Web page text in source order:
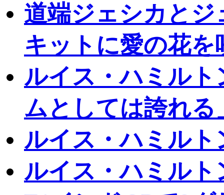
道端ジェシカと
キットに愛の花
ルイス・ハミルト
ムとしては誇れる
ルイス・ハミル
ルイス・ハミル